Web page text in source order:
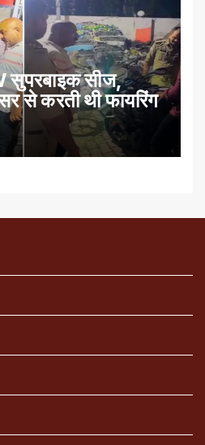
सुपरबाइक सीज,
से करती थी फायरिंग